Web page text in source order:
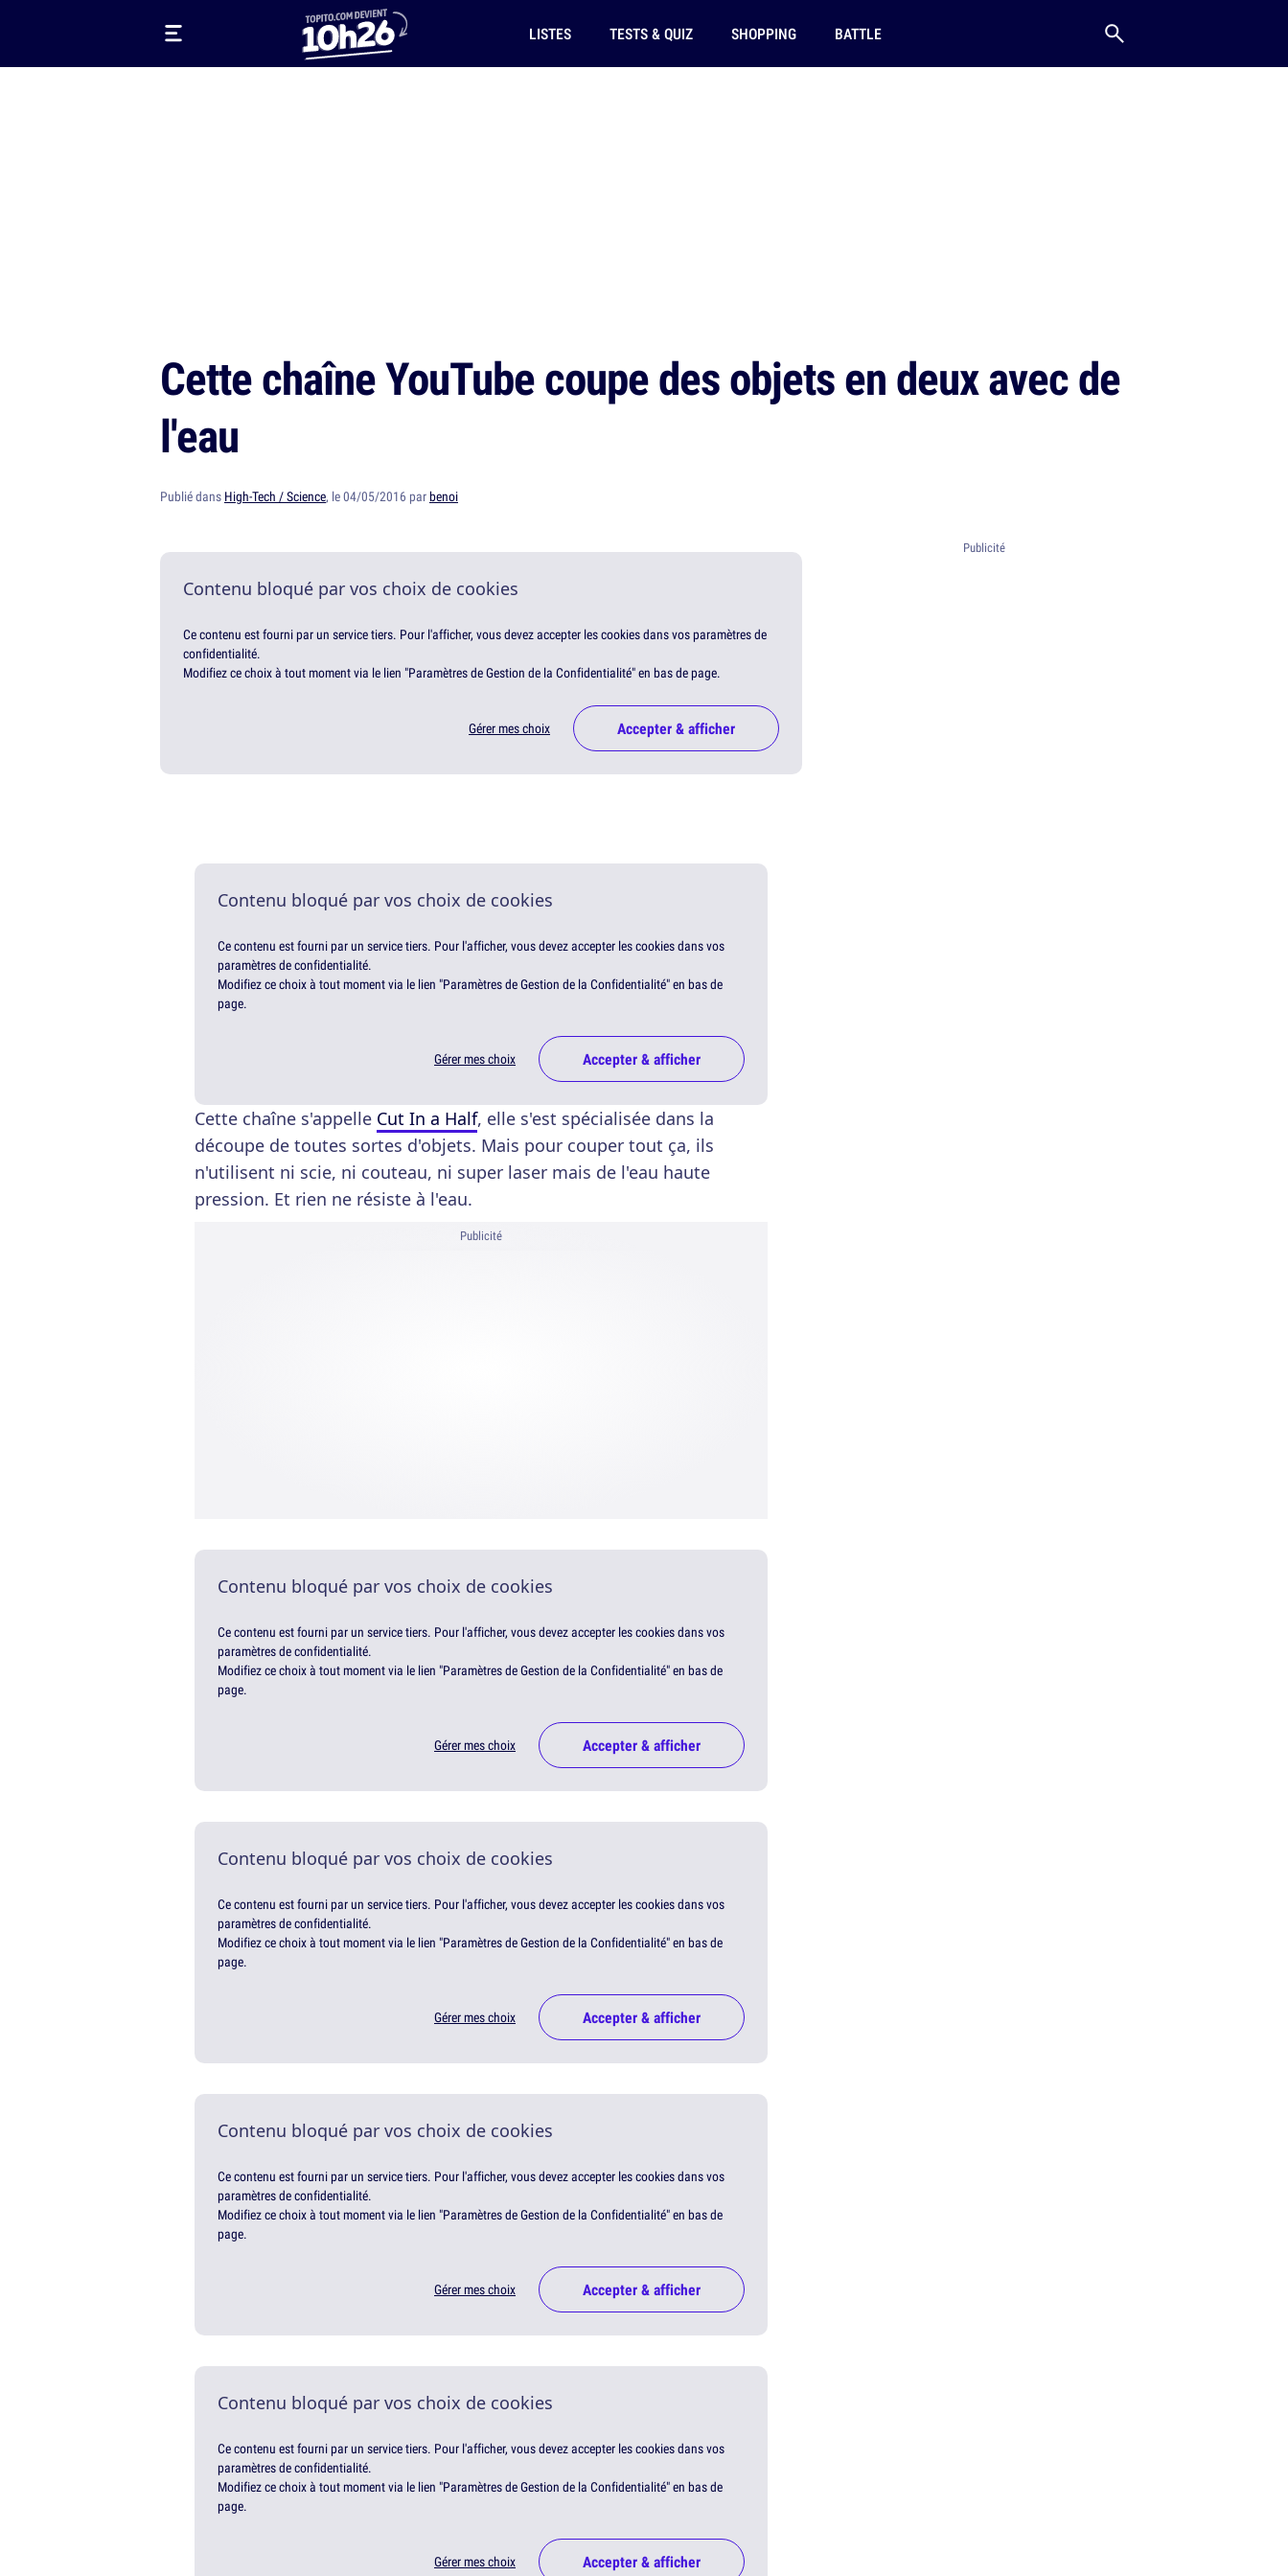
LISTES TESTS & QUIZ SHOPPING BATTLE
Cette chaîne YouTube coupe des objets en deux avec de
l'eau
Publié dans High-Tech / Science, le 04/05/2016 parbenoi
Contenu bloqué par vos choix de cookies
Ce contenu est fourni par un service tiers. Pour l'afficher, vous devez accepter les cookies dans vos paramètres de
confidentialité.
Modifiez ce choix à tout moment via le lien "Paramètres de Gestion de la Confidentialité" en bas de page.
Gérer mes choix Accepter & afficher
Contenu bloqué par vos choix de cookies
Ce contenu est fourni par un service tiers. Pour l'afficher, vous devez accepter les cookies dans vos
paramètres de confidentialité.
Modifiez ce choix à tout moment via le lien "Paramètres de Gestion de la Confidentialité" en bas de
page.
Gérer mes choix Accepter & afficher
Cette chaîne s'appelle Cut In a Half, elle s'est spécialisée dans la
découpe de toutes sortes d'objets. Mais pour couper tout ça, ils
n'utilisent ni scie, ni couteau, ni super laser mais de l'eau haute
pression. Et rien ne résiste à l'eau.
Publicité
Contenu bloqué par vos choix de cookies
Ce contenu est fourni par un service tiers. Pour l'afficher, vous devez accepter les cookies dans vos
paramètres de confidentialité.
Modifiez ce choix à tout moment via le lien "Paramètres de Gestion de la Confidentialité" en bas de
page.
Gérer mes choix Accepter & afficher
Contenu bloqué par vos choix de cookies
Ce contenu est fourni par un service tiers. Pour l'afficher, vous devez accepter les cookies dans vos
paramètres de confidentialité.
Modifiez ce choix à tout moment via le lien "Paramètres de Gestion de la Confidentialité" en bas de
page.
Gérer mes choix Accepter & afficher
Contenu bloqué par vos choix de cookies
Ce contenu est fourni par un service tiers. Pour l'afficher, vous devez accepter les cookies dans vos
paramètres de confidentialité.
Modifiez ce choix à tout moment via le lien "Paramètres de Gestion de la Confidentialité" en bas de
page.
Gérer mes choix Accepter & afficher
Contenu bloqué par vos choix de cookies
Ce contenu est fourni par un service tiers. Pour l'afficher, vous devez accepter les cookies dans vos
paramètres de confidentialité.
Modifiez ce choix à tout moment via le lien "Paramètres de Gestion de la Confidentialité" en bas de
page.
Gérer mes choix Accepter & afficher